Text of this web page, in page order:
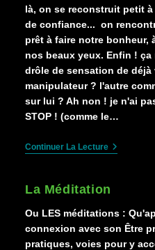
là, on se reconstruit petit
de confiance... on
prêt à faire notre bonheur,
nos beaux yeux. Enfin !
drôle de sensation de
manipulateur ? l'autre
sur lui ? Ah non ! je n'ai
STOP ! (comme le…
Continuer La LectureLe
Sauveur,
De
Karpman
La Méditation
Ou LES méditations :
connexion avec son Être
pratiques, voies pour y